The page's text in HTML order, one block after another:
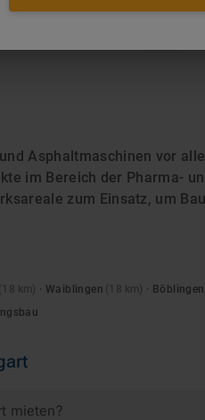
Asphaltmaschinen vor
im Bereich der Pharma-
zum Einsatz, um
· Waiblingen · Böblingen
mieten?